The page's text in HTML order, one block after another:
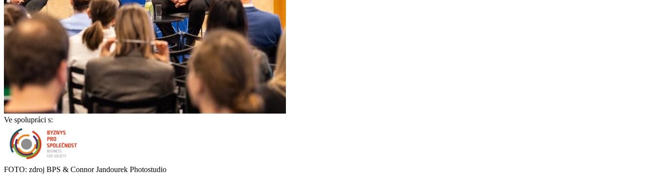
Ve spolupráci s:
FOTO: zdroj BPS & Connor Jandourek Photostudio